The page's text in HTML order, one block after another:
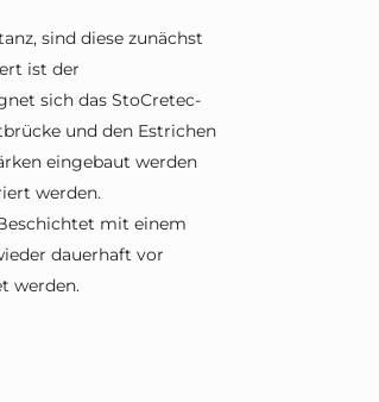
sind diese zunächst
ist der
sich das StoCretec-
und den Estrichen
eingebaut werden
werden.
mit einem
dauerhaft vor
werden.